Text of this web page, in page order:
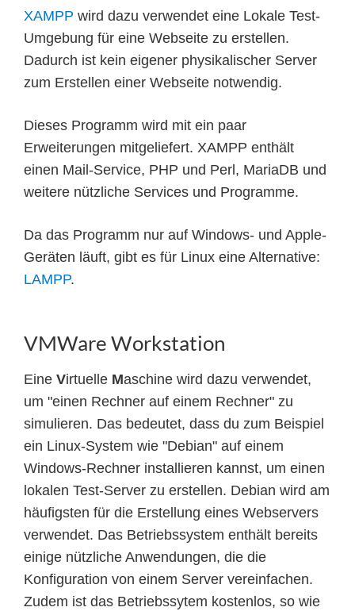
XAMPP wird dazu verwendet eine Lokale Test-
Umgebung für eine Webseite zu erstellen.
Dadurch ist kein eigener physikalischer Server
zum Erstellen einer Webseite notwendig.
Dieses Programm wird mit ein paar
Erweiterungen mitgeliefert. XAMPP enthält
einen Mail-Service, PHP und Perl, MariaDB und
weitere nützliche Services und Programme.
Da das Programm nur auf Windows- und Apple-
Geräten läuft, gibt es für Linux eine Alternative:
LAMPP.
VMWare Workstation
Eine Virtuelle Maschine wird dazu verwendet,
um "einen Rechner auf einem Rechner" zu
simulieren. Das bedeutet, dass du zum Beispiel
ein Linux-System wie "Debian" auf einem
Windows-Rechner installieren kannst, um einen
lokalen Test-Server zu erstellen. Debian wird am
häufigsten für die Erstellung eines Webservers
verwendet. Das Betriebssystem enthält bereits
einige nützliche Anwendungen, die die
Konfiguration von einem Server vereinfachen.
Zudem ist das Betriebssytem kostenlos, so wie